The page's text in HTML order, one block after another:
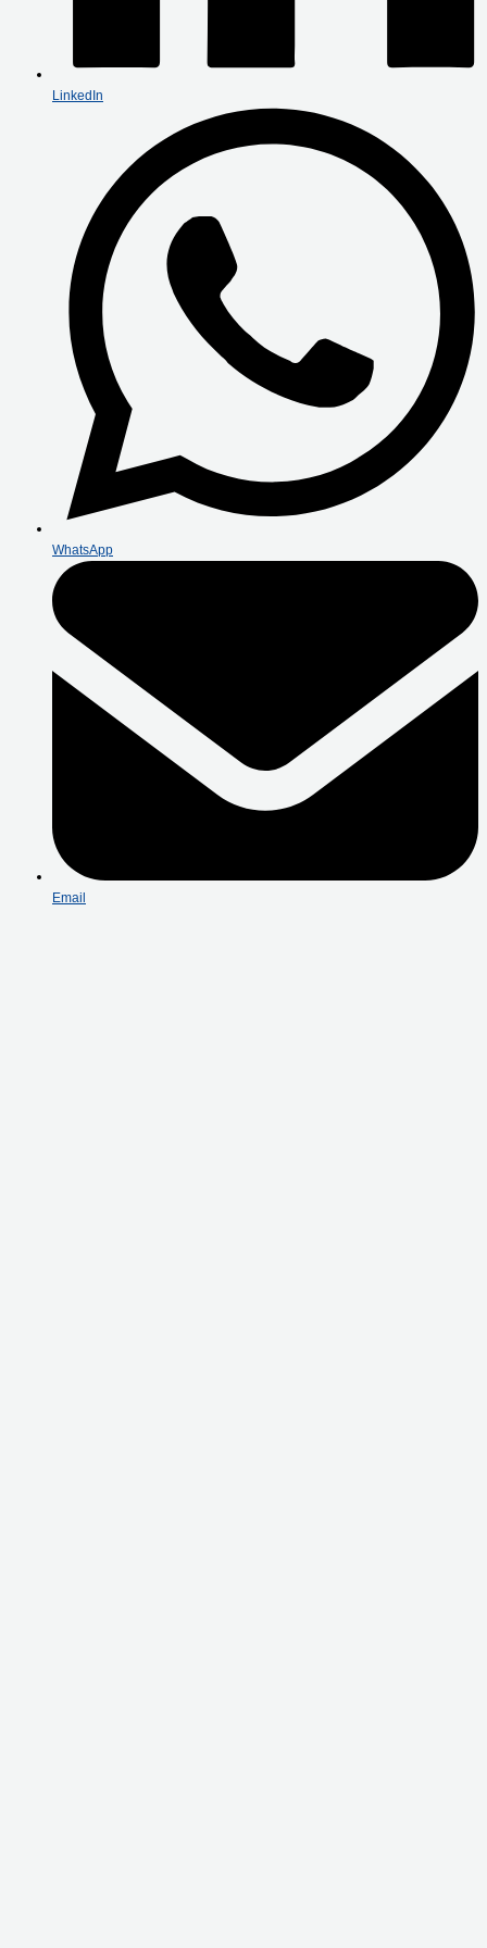
LinkedIn
WhatsApp
Email